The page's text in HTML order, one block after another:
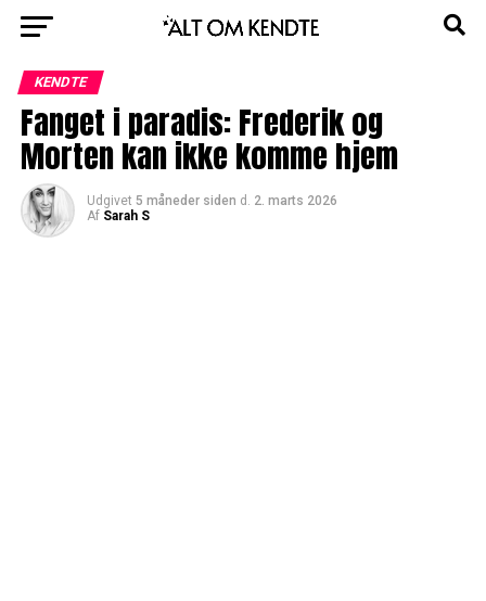
KENDTE
Fanget i paradis: Frederik og
Morten kan ikke komme hjem
Udgivet 5 måneder siden d. 2. marts 2026
Af Sarah S